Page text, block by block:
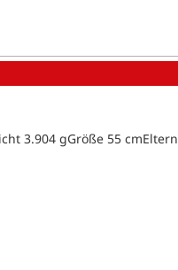
3.904 gGröße 55